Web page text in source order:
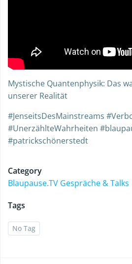
Mystische Quantenphysik: Das
unserer Realität
#JenseitsDesMainstreams
#UnerzählteWahrheiten
#patrickschönerstedt
Category
Blaupause.TV Gespräche & Talks
Tags
No Tag